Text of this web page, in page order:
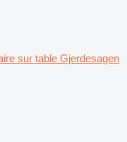
sur table Gjerdesagen